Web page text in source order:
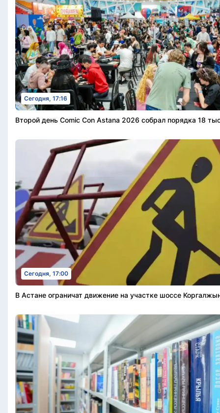
Сегодня, 17:16
Второй день Comic Con Astana 2026 собрал порядка 18
Сегодня, 17:00
В Астане ограничат движение на участке шоссе